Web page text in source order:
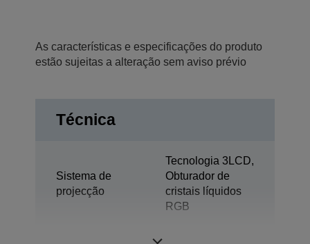
As características e especificações do produto
estão sujeitas a alteração sem aviso prévio
Técnica
Sistema de
projecção
Tecnologia 3LCD,
Obturador de
cristais líquidos
RGB